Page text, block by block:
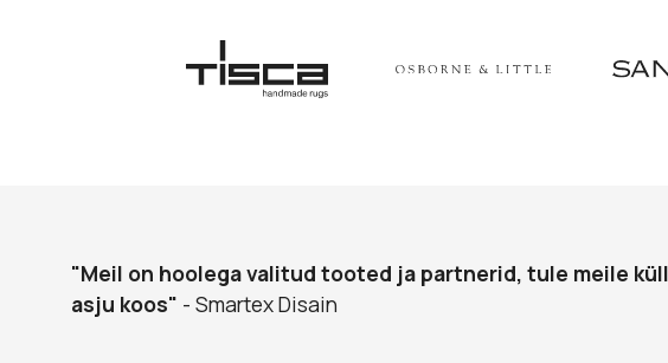
"Meil on hoolega valitud tooted ja partnerid, tule meile
asju koos" - Smartex Disain